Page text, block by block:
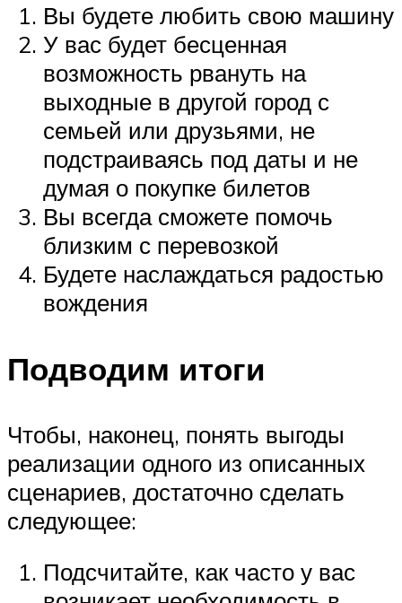
Вы будете любить свою машину
У вас будет бесценная
возможность рвануть на
выходные в другой город с
семьей или друзьями, не
подстраиваясь под даты и не
думая о покупке билетов
Вы всегда сможете помочь
близким с перевозкой
Будете наслаждаться радостью
вождения
Подводим итоги
Чтобы, наконец, понять выгоды
реализации одного из описанных
сценариев, достаточно сделать
следующее:
Подсчитайте, как часто у вас